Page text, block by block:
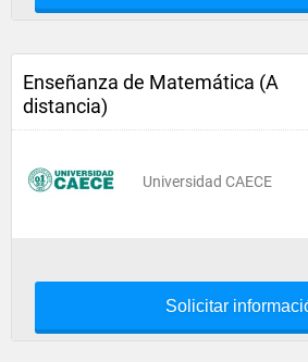
Enseñanza de Matemática (A
distancia)
Universidad CAECE
Solicitar